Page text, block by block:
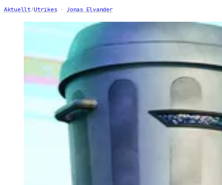
Aktuellt/Utrikes Jonas Elvander